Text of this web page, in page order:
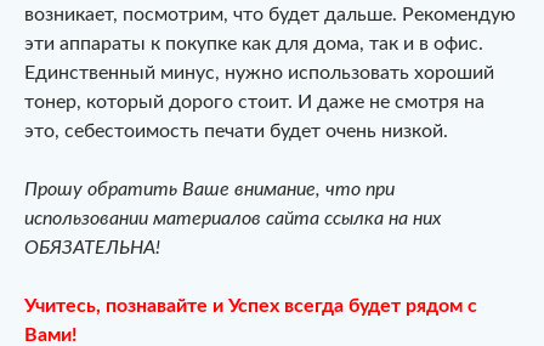
возникает, посмотрим, что будет дальше. Рекомендую
эти аппараты к покупке как для дома, так и в офис.
Единственный минус, нужно использовать хороший
тонер, который дорого стоит. И даже не смотря на
это, себестоимость печати будет очень низкой.
Прошу обратить Ваше внимание, что при
использовании материалов сайта ссылка на них
ОБЯЗАТЕЛЬНА!
Учитесь, познавайте и Успех всегда будет рядом с
Вами!